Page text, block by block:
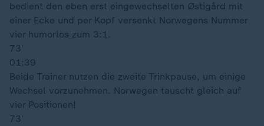
bedient den eben erst eingewechselten Østigård mit
einer Ecke und per Kopf versenkt Norwegens Nummer
vier humorlos zum 3:1.
73′
01:39
Beide Trainer nutzen die zweite Trinkpause, um einige
Wechsel vorzunehmen. Norwegen tauscht gleich auf
vier Positionen!
73′